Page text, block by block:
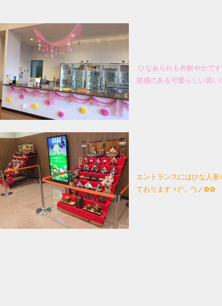
ひなあられも色鮮やかで
節感のある可愛らしい装い
エントランスにはひな人
ておりますヽ(^。^)ノ✿✿